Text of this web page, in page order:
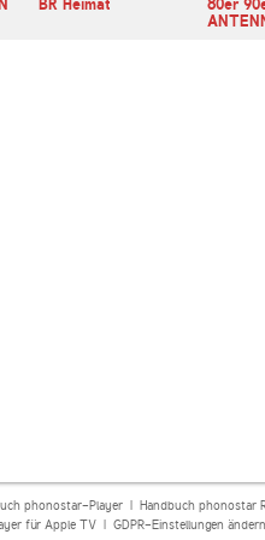
BR Heimat
80er
phonostar-Player| Handbuch phonostar
für Apple TV| GDPR-Einstellungen ändern